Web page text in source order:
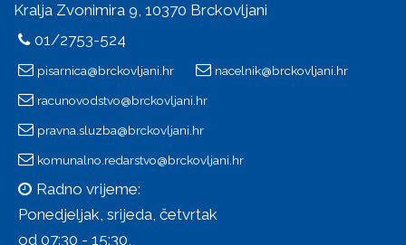
Kralja Zvonimira 9, 10370 Brckovljani
01/2753-524
pisarnica@brckovljani.hr nacelnik@brckovljani.hr
racunovodstvo@brckovljani.hr
pravna.sluzba@brckovljani.hr
komunalno.redarstvo@brckovljani.hr
Radno vrijeme:
Ponedjeljak, srijeda, četvrtak
od 07:30 - 15:30,